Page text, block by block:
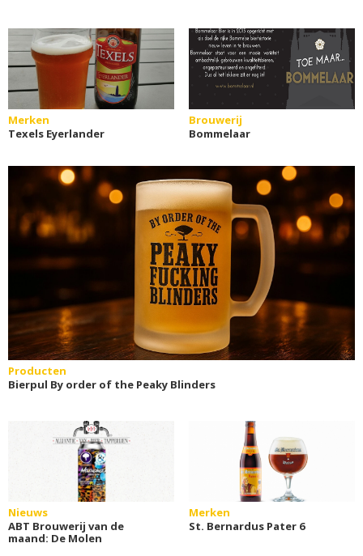
Merken
Texels Eyerlander
Brouwerij
Bommelaar
Producten
Bierpul By order of the Peaky Blinders
Nieuws
ABT Brouwerij van de
maand: De Molen
Merken
St. Bernardus Pater 6